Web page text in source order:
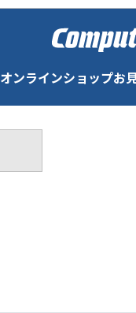
オンラインショップお